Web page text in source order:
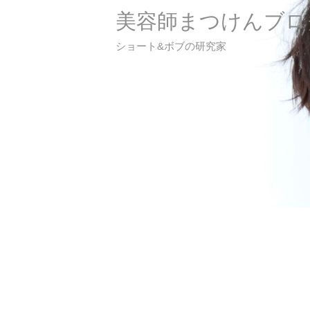
美容師まつけんブ
ショート&ボブの研究家